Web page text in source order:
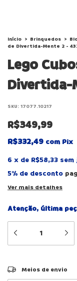
Início > Brinquedos >
de Divertida-Mente 2 -
Lego
Divertida-
SKU: 17077.10217
R$349,99
R$332,49 com Pix
6 x de R$58,33 sem
5% de desconto
Ver mais detalhes
Atenção, última
Entregas para o CEP:
Meios de envio